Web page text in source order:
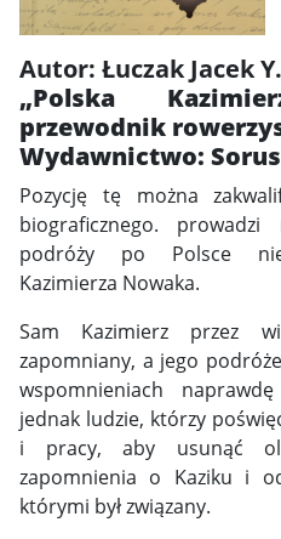
Autor: Łuczak Jacek Y.
„Polska
przewodnik
Wydawnictwo:
Pozycję tę można
biograficznego.
podróży po Polsce
Kazimierza Nowaka.
Sam Kazimierz przez
zapomniany, a jego
wspomnieniach
jednak ludzie, którzy
i pracy, aby usunąć
zapomnienia o Kaziku i
którymi był związany.